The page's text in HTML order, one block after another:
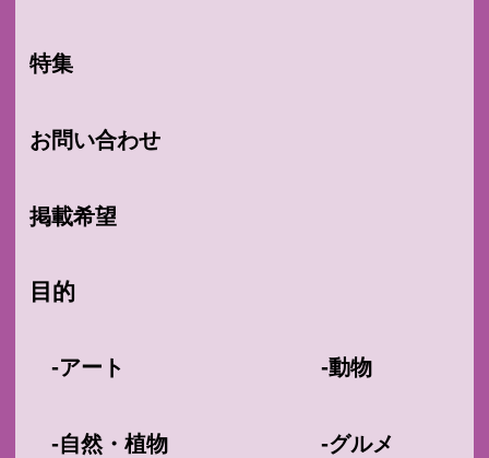
特集
お問い合わせ
掲載希望
目的
-アート
-自然・植物
-動物
-グルメ